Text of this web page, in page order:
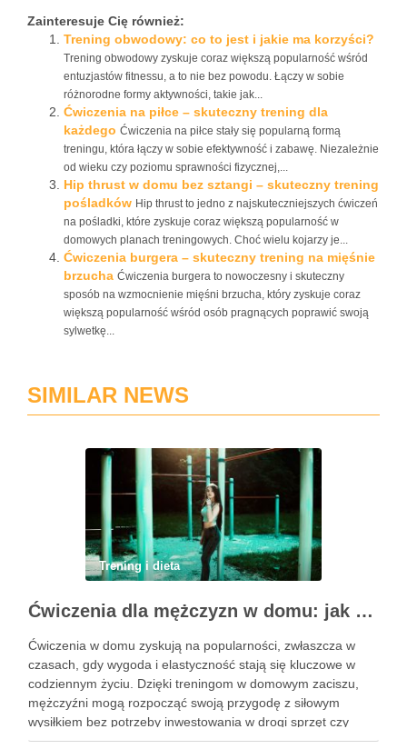
Zainteresuje Cię również:
Trening obwodowy: co to jest i jakie ma korzyści?
Trening obwodowy zyskuje coraz większą popularność wśród
entuzjastów fitnessu, a to nie bez powodu. Łączy w sobie
różnorodne formy aktywności, takie jak...
Ćwiczenia na piłce – skuteczny trening dla
każdego Ćwiczenia na piłce stały się popularną formą
treningu, która łączy w sobie efektywność i zabawę. Niezależnie
od wieku czy poziomu sprawności fizycznej,...
Hip thrust w domu bez sztangi – skuteczny trening
pośladków Hip thrust to jedno z najskuteczniejszych ćwiczeń
na pośladki, które zyskuje coraz większą popularność w
domowych planach treningowych. Choć wielu kojarzy je...
Ćwiczenia burgera – skuteczny trening na mięśnie
brzucha Ćwiczenia burgera to nowoczesny i skuteczny
sposób na wzmocnienie mięśni brzucha, który zyskuje coraz
większą popularność wśród osób pragnących poprawić swoją
sylwetkę...
SIMILAR NEWS
Trening i dieta
Ćwiczenia dla mężczyzn w domu: jak zacząć i utrzymać motywację
Ćwiczenia w domu zyskują na popularności, zwłaszcza w
czasach, gdy wygoda i elastyczność stają się kluczowe w
codziennym życiu. Dzięki treningom w domowym zaciszu,
mężczyźni mogą rozpocząć swoją przygodę z siłowym
wysiłkiem bez potrzeby inwestowania w drogi sprzęt czy
dojazdy do siłowni. Regularne ćwiczenia, które można